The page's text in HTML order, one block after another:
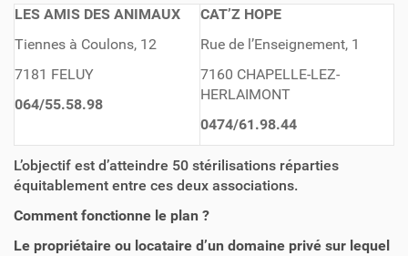
LES AMIS DES ANIMAUX
Tiennes à Coulons, 12
7181 FELUY
064/55.58.98
CAT’Z HOPE
Rue de l’Enseignement, 1
7160 CHAPELLE-LEZ-
HERLAIMONT
0474/61.98.44
L’objectif est d’atteindre 50 stérilisations réparties
équitablement entre ces deux associations.
Comment fonctionne le plan ?
Le propriétaire ou locataire d’un domaine privé sur lequel